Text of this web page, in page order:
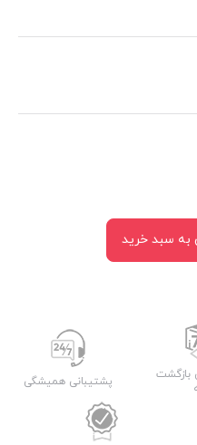
به سبد خرید
بازگشت
پشتیبانی همیشگی